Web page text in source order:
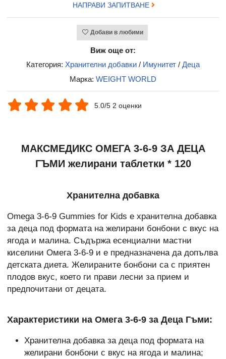
НАПРАВИ ЗАПИТВАНЕ
Добави в любими
Виж още от:
Категория: Хранителни добавки / Имунитет / Деца
Марка: WEIGHT WORLD
5.0/5 2 оценки
МАКСМЕДИКС ОМЕГА 3-6-9 ЗА ДЕЦА
ГЪМИ жeлирани таблетки * 120
Хранителна добавка
Omega 3-6-9 Gummies for Kids е хранителна добавка
за деца под формата на желирани бонбони с вкус на
ягода и малина. Съдържа есенциални мастни
киселини Омега 3-6-9 и е предназначена да допълва
детската диета. Желираните бонбони са с приятен
плодов вкус, което ги прави лесни за прием и
предпочитани от децата.
Характеристики на Омега 3-6-9 за Деца Гъми:
Хранителна добавка за деца под формата на
желирани бонбони с вкус на ягода и малина;